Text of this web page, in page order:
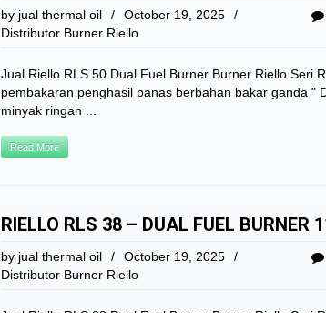
by jual thermal oil / October 19, 2025
/
Distributor Burner Riello
Jual Riello RLS 50 Dual Fuel Burner Burner Riello Seri
pembakaran penghasil panas berbahan bakar ganda "
minyak ringan ...
Read More
RIELLO RLS 38 – DUAL FUEL BURNER
by jual thermal oil / October 19, 2025
/
Distributor Burner Riello